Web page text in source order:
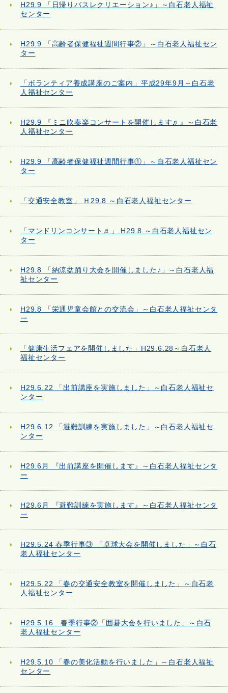
H29.9 「日帰りバスレクリエーション♪」～白石老人福祉
センター
H29.9 「高齢者保健福祉週間行事②」～白石老人福祉セン
ター
「ボランティア養成講座のご案内」平成29年9月～白石老
人福祉センター
H29.9 『ミニ吹奏楽コンサートを開催します♬』～白石老
人福祉センター
H29.9 「高齢者保健福祉週間行事①」～白石老人福祉セン
ター
「交通安全教室」 Ｈ29.8 ～白石老人福祉センター
「マンドリンコンサート♬」 H29.8 ～白石老人福祉セン
ター
H29.8 「納涼盆踊り大会を開催しました♪」～白石老人福
祉センター
H29.8 「栄通児童会館との交流会」～白石老人福祉センタ
ー
「健康生活フェアを開催しました」H29.6.28～白石老人
福祉センター
H29.6.22 「出前講座を実施しました」～白石老人福祉セ
ンター
H29.6.12 「避難訓練を実施しました」～白石老人福祉セ
ンター
H29.6月 『出前講座を開催します』～白石老人福祉センタ
ー
H29.6月 『避難訓練を実施します』～白石老人福祉センタ
ー
H29.5.24 春季行事③ 「卓球大会を開催しました」～白石
老人福祉センター
H29.5.22 「春の交通安全教室を開催しました」～白石老
人福祉センター
H29.5.16 春季行事②「囲碁大会を行いました」～白石
老人福祉センター
H29.5.10 「春の美化活動を行いました」～白石老人福祉
センター